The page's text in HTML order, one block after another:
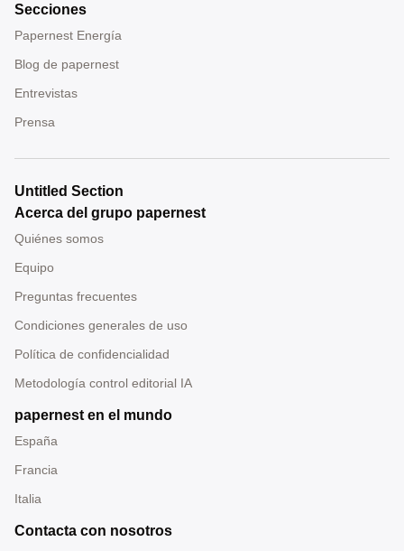
Secciones
Papernest Energía
Blog de papernest
Entrevistas
Prensa
Untitled Section
Acerca del grupo papernest
Quiénes somos
Equipo
Preguntas frecuentes
Condiciones generales de uso
Política de confidencialidad
Metodología control editorial IA
papernest en el mundo
España
Francia
Italia
Contacta con nosotros